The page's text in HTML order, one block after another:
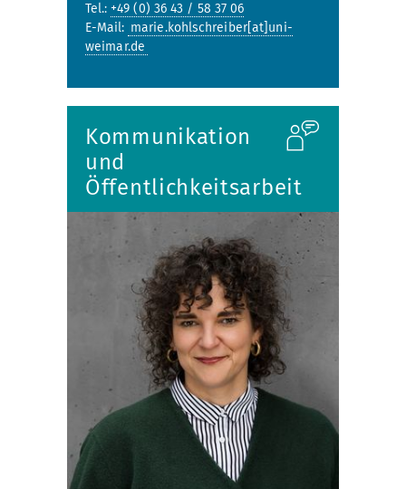
Tel.: +49 (0) 36 43 / 58 37 06
E-Mail: marie.kohlschreiber[at]uni-
weimar.de
Kommunikation
und
Öffentlichkeitsarbeit